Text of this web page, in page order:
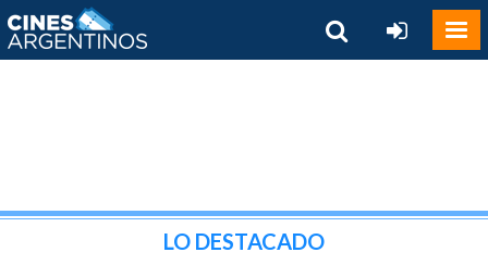
LO DESTACADO